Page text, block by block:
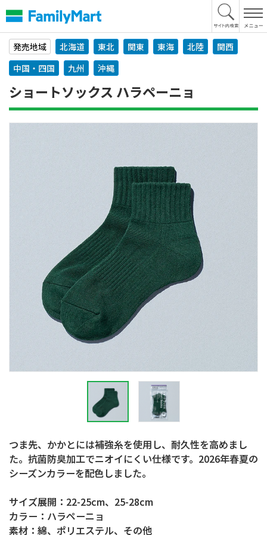
文
へ
発売地域
北海道 東北 関東 東海 北陸
関西
中国・四国
九州 沖縄
ショートソックス ハラペーニョ
つま先、かかとには補強糸を使用し、耐久性を高めまし
た。抗菌防臭加工でニオイにくい仕様です。2026年春夏の
シーズンカラーを配色しました。
サイズ展開：22-25cm、25-28cm
カラー：ハラペーニョ
素材：綿、ポリエステル、その他